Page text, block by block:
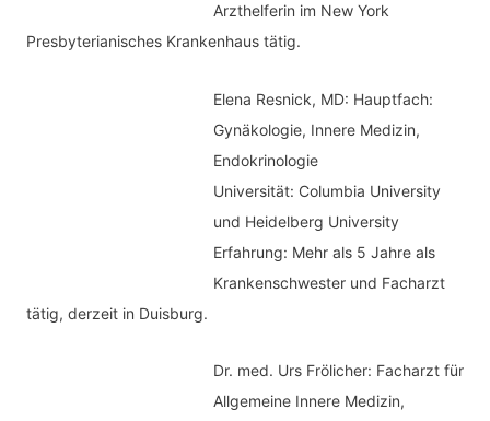
Arzthelferin im New York
Presbyterianisches Krankenhaus tätig.
Elena Resnick, MD: Hauptfach:
Gynäkologie, Innere Medizin,
Endokrinologie
Universität: Columbia University
und Heidelberg University
Erfahrung: Mehr als 5 Jahre als
Krankenschwester und Facharzt
tätig, derzeit in Duisburg.
Dr. med. Urs Frölicher: Facharzt für
Allgemeine Innere Medizin,